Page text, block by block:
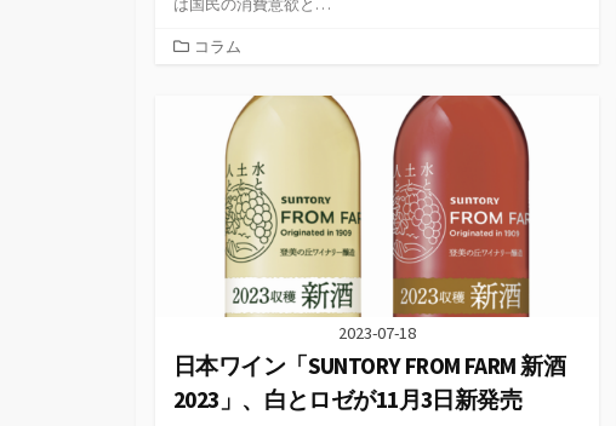
は国民の消費意欲と…
カコラム
2023-07-18
日本ワイン「SUNTORY FROM FARM 新酒
2023」、白とロゼが11月3日新発売